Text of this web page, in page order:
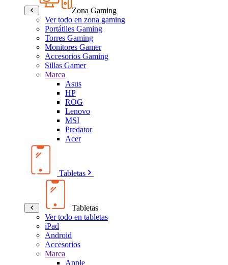
Zona Gaming
Ver todo en zona gaming
Portátiles Gaming
Torres Gaming
Monitores Gamer
Accesorios Gaming
Sillas Gamer
Marca
Asus
HP
ROG
Lenovo
MSI
Predator
Acer
Tabletas
Tabletas
Ver todo en tabletas
iPad
Android
Accesorios
Marca
Apple